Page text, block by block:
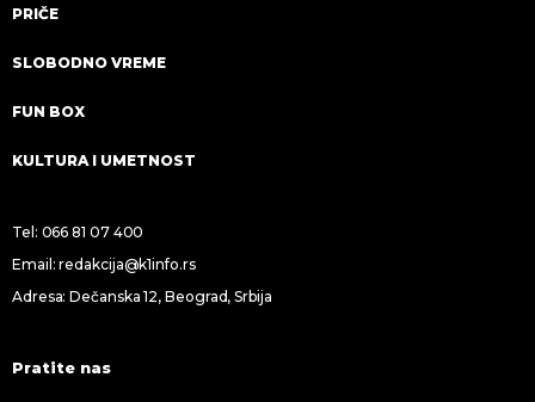
PRIČE
SLOBODNO VREME
FUN BOX
KULTURA I UMETNOST
Tel: 066 81 07 400
Email:redakcija@k1info.rs
Adresa: Dečanska 12, Beograd, Srbija
Pratite nas